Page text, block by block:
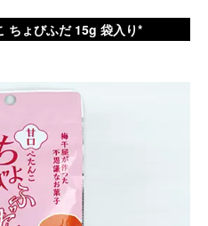
ちょびふだ 15g 袋入り*